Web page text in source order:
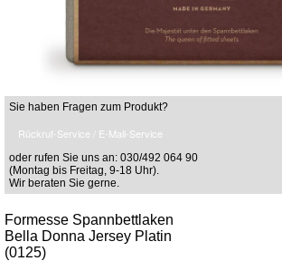
Sie haben Fragen zum Produkt?
Rückruf-Service / E-Mail-Service
oder rufen Sie uns an: 030/492 064 90
(Montag bis Freitag, 9-18 Uhr).
Wir beraten Sie gerne.
Formesse Spannbettlaken
Bella Donna Jersey Platin
(0125)